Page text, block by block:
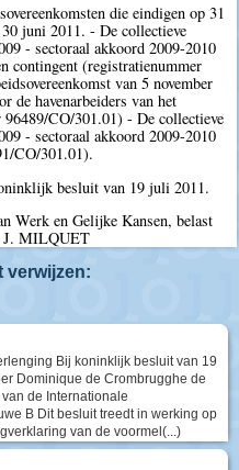
die eindigen op 31
juni 2011. - De collectieve
- sectoraal akkoord 2009-2010
contingent (registratienummer
van 5 november
de havenarbeiders van het
CO/301.01) - De collectieve
- sectoraal akkoord 2009-2010
CO/301.01).
besluit van 19 juli 2011.
Werk en Gelijke Kansen, belast
J. MILQUET
verwijzen:
Bij koninklijk besluit van 19
Dominique de Crombrugghe de
de Internationale
B Dit besluit treedt in werking op
van de voormel(...)